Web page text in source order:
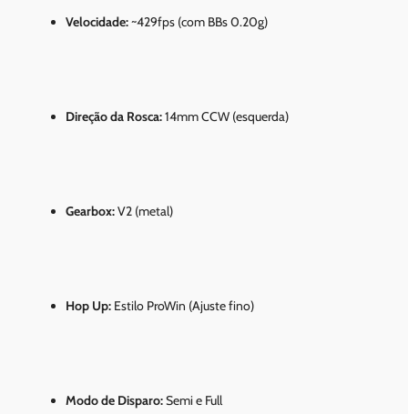
Velocidade:~429fps (com BBs 0.20g)
Direção da Rosca:14mm CCW (esquerda)
Gearbox:V2 (metal)
Hop Up: Estilo ProWin (Ajuste fino)
Modo de Disparo:Semi e Full